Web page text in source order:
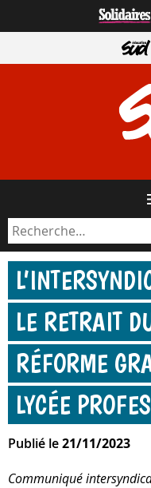
directement
contenu
LE RETRAIT
RÉFORME
LYCÉE
Publié le21/11/2023
Communiqué